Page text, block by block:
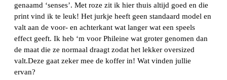
genaamd ‘senses’. Met roze zit ik hier thuis altijd goed en die
print vind ik te leuk! Het jurkje heeft geen standaard model en
valt aan de voor- en achterkant wat langer wat een speels
effect geeft. Ik heb ‘m voor Phileine wat groter genomen dan
de maat die ze normaal draagt zodat het lekker oversized
valt.Deze gaat zeker mee de koffer in! Wat vinden jullie
ervan?